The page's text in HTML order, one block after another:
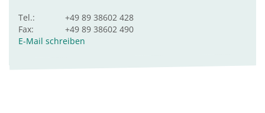
Tel.:
+49 89 38602 428
Fax:
+49 89 38602 490
E-Mail schreiben